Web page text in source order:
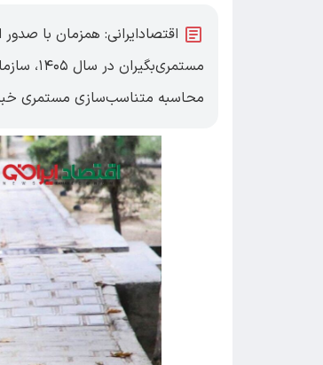
اقتصادایرانی: همزمان با
محاسبه متناسب‌سازی مستمری